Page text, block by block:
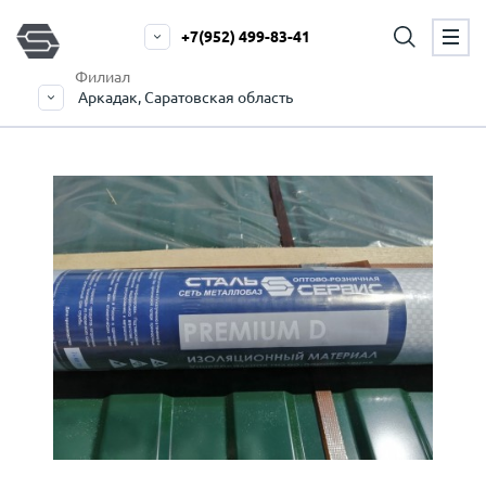
Филиал
Аркадак, Саратовская область
+7(952) 499-83-41